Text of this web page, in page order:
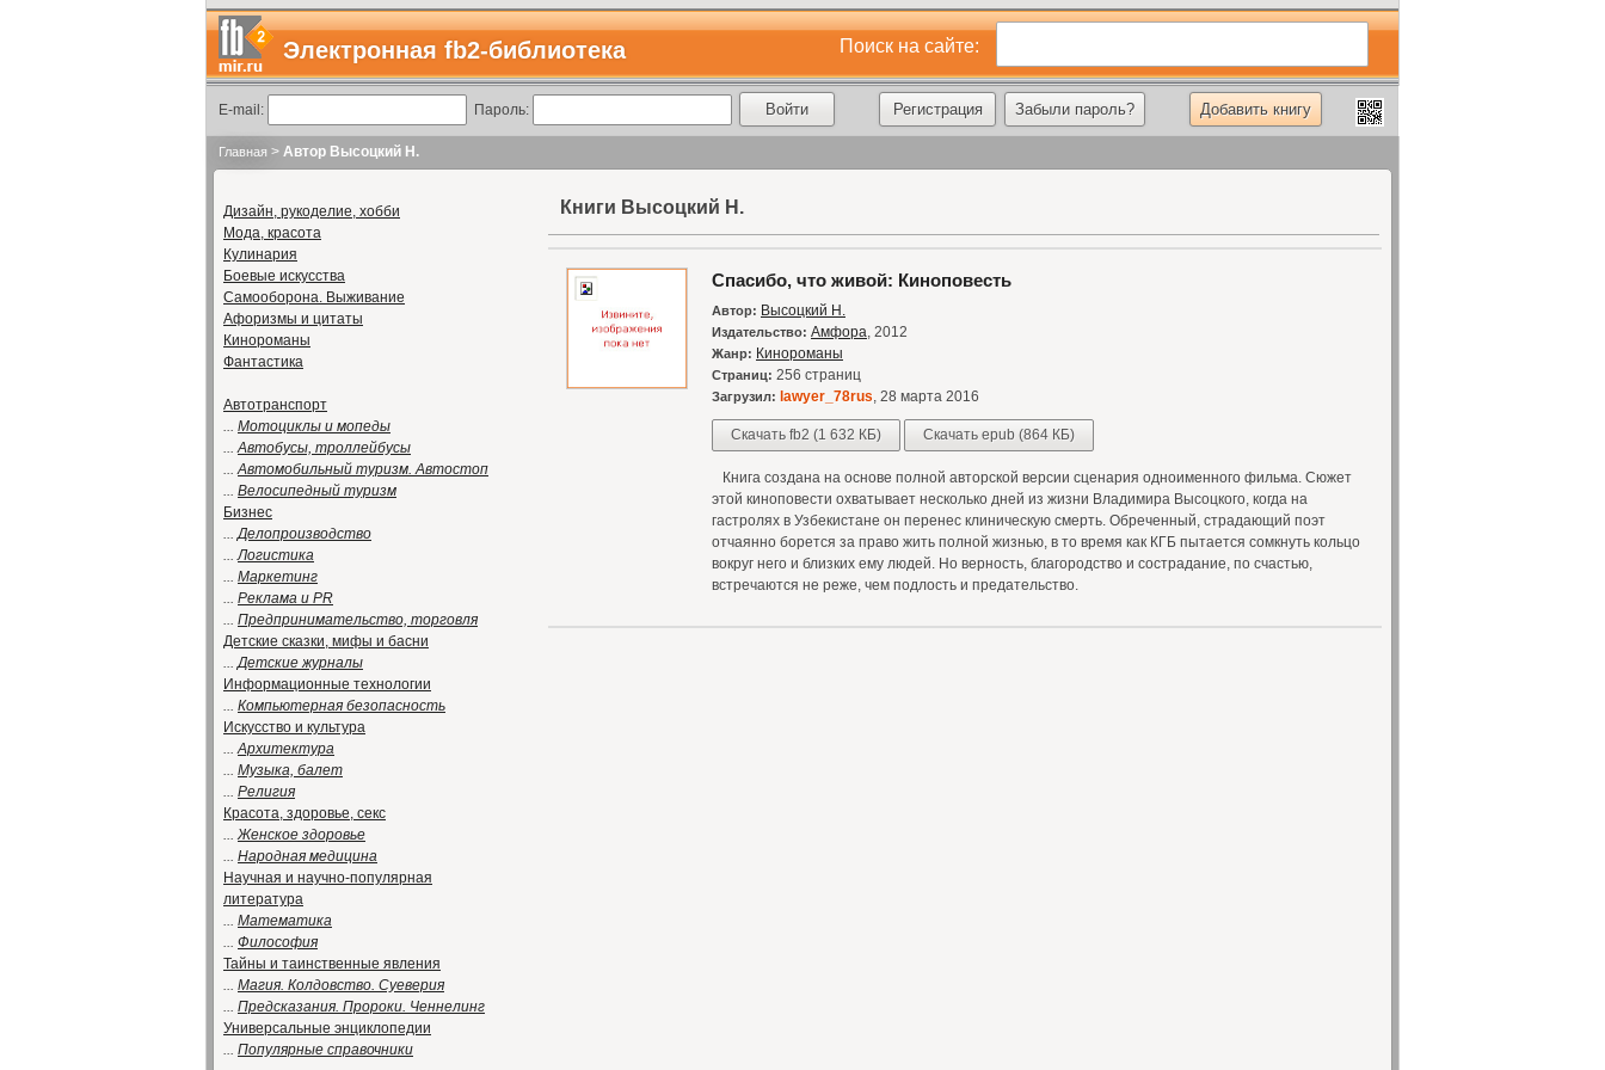
Электронная fb2-библиотека Поиск на сайте:
E-mail: Пароль: Регистрация Забыли пароль? Добавить книгу
Главная > Автор Высоцкий Н.
Дизайн, рукоделие, хобби
Мода, красота
Кулинария
Боевые искусства
Самооборона. Выживание
Афоризмы и цитаты
Кинороманы
Фантастика
Автотранспорт
... Мотоциклы и мопеды
...Автобусы, троллейбусы
...Автомобильный туризм. Автостоп
... Велосипедный туризм
Бизнес
...Делопроизводство
...Логистика
... Маркетинг
... Реклама и PR
... Предпринимательство, торговля
Детские сказки, мифы и басни
...Детские журналы
Информационные технологии
... Компьютерная безопасность
Искусство и культура
...Архитектура
... Музыка, балет
... Религия
Красота, здоровье, секс
...Женское здоровье
... Народная медицина
Научная и научно-популярная
литература
... Математика
... Философия
Тайны и таинственные явления
... Магия. Колдовство. Суеверия
... Предсказания. Пророки. Ченнелинг
Универсальные энциклопедии
... Популярные справочники
Книги Высоцкий Н.
Спасибо, что живой: Киноповесть
Автор: Высоцкий Н.
Издательство: Амфора, 2012
Жанр: Кинороманы
Страниц: 256 страниц
Загрузил: lawyer_78rus, 28 марта 2016
Скачать fb2 (1 632 КБ) Скачать epub (864 КБ)
Книга создана на основе полной авторской версии сценария одноименного фильма. Сюжет
этой киноповести охватывает несколько дней из жизни Владимира Высоцкого, когда на
гастролях в Узбекистане он перенес клиническую смерть. Обреченный, страдающий поэт
отчаянно борется за право жить полной жизнью, в то время как КГБ пытается сомкнуть кольцо
вокруг него и близких ему людей. Но верность, благородство и сострадание, по счастью,
встречаются не реже, чем подлость и предательство.